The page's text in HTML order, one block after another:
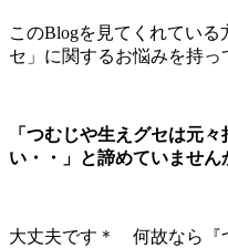
このBlogを見てくれてい
セ」に関するお悩みを持っ
「つむじや生えグセは元
い・・」 と諦めていません
大丈夫です＊ 何故なら『